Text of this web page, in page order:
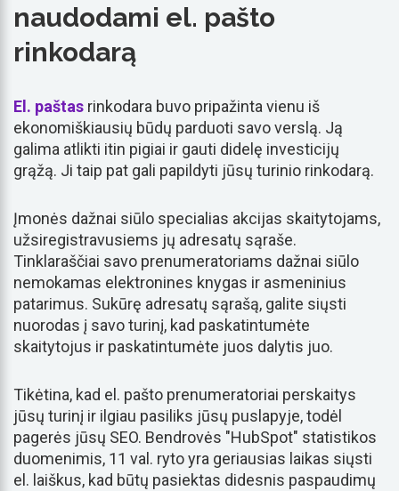
naudodami el. pašto
rinkodarą
El. paštas rinkodara buvo pripažinta vienu iš
ekonomiškiausių būdų parduoti savo verslą. Ją
galima atlikti itin pigiai ir gauti didelę investicijų
grąžą. Ji taip pat gali papildyti jūsų turinio rinkodarą.
Įmonės dažnai siūlo specialias akcijas skaitytojams,
užsiregistravusiems jų adresatų sąraše.
Tinklaraščiai savo prenumeratoriams dažnai siūlo
nemokamas elektronines knygas ir asmeninius
patarimus. Sukūrę adresatų sąrašą, galite siųsti
nuorodas į savo turinį, kad paskatintumėte
skaitytojus ir paskatintumėte juos dalytis juo.
Tikėtina, kad el. pašto prenumeratoriai perskaitys
jūsų turinį ir ilgiau pasiliks jūsų puslapyje, todėl
pagerės jūsų SEO. Bendrovės "HubSpot" statistikos
duomenimis, 11 val. ryto yra geriausias laikas siųsti
el. laiškus, kad būtų pasiektas didesnis paspaudimų